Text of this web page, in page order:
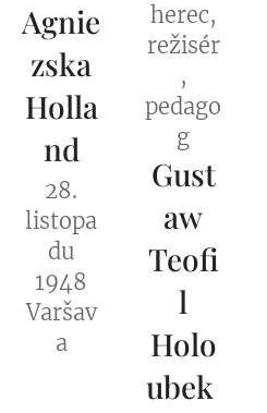
Agnie
zska
Holla
nd
28.
listopa
du
1948
Varšav
a
herec,
režisér
,
pedago
g
Gust
aw
Teofi
l
Holo
ubek